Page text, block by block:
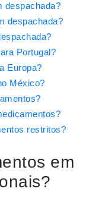
despachada?
despachada?
Portugal?
Europa?
México?
restritos?
em